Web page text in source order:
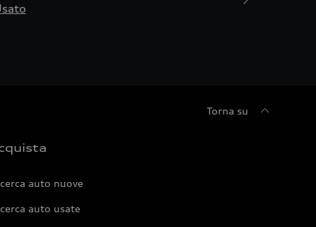
Torna su
auto nuove
auto usate